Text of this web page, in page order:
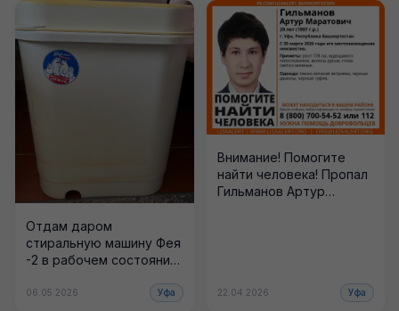
Отдам даром
стиральную машину Фея
-2 в рабочем состоянии,
заглушка. Район
06.05.2026 Уфа
Внимание! Помогите
найти человека! Пропал
Гильманов Артур
22.04.2026 Уфа